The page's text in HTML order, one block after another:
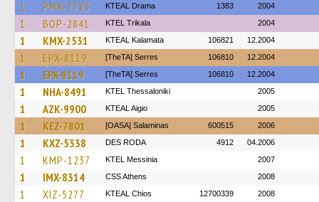
1 PMX-7723 KTEAL Drama 1383 2004
1 BOP-2841 ΚΤΕL Τrikala 2004
1 KMX-2531 KTEAL Kalamata 106821 12.2004
1 EPX-8119 [TheTA] Serres 106810 12.2004
1 EPX-8119 [TheTA] Serres 106810 12.2004
1 NHA-8491 KTEL Thessaloniki 2005
1 AZK-9900 KTEAL Aigio 2005
1 KEZ-7801 [OASA] Salaminas 600515 2006
1 KXZ-5338 DES RODA 4912 04.2006
1 KMP-1237 KTEL Messinia 2007
1 IMX-8314 CSS Athens 2008
1 XIZ-5277 KTEAL Chios 12700339 2008